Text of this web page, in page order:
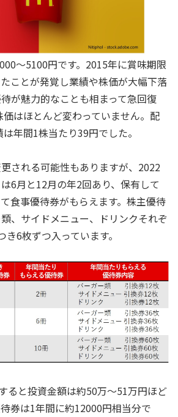
～5100円です。2015年に賞味期限
ことが発覚し業績や株価が大幅下落
が魅力的なことも相まって急回復
はほとんど変わっていません。配
年間1株当たり39円でした。
される可能性もありますが、2022
6月と12月の年2回あり、保有して
食事優待券がもらえます。株主優待
、サイドメニュー、ドリンクそれぞ
6枚ずつ入っています。
ると投資金額は約50万～51万円ほど
券は1年間に約12000円相当分で